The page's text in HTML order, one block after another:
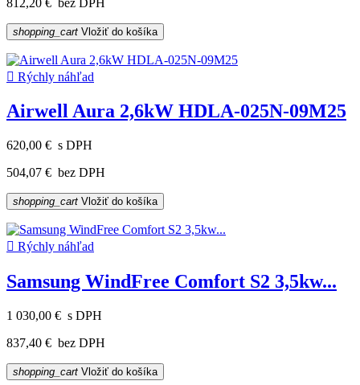
shopping_cart Vložiť do košíka
 Rýchly náhľad
Airwell Aura 2,6kW HDLA-025N-09M25
620,00 € s DPH
504,07 € bez DPH
shopping_cart Vložiť do košíka
 Rýchly náhľad
Samsung WindFree Comfort S2 3,5kw...
1 030,00 € s DPH
837,40 € bez DPH
shopping_cart Vložiť do košíka